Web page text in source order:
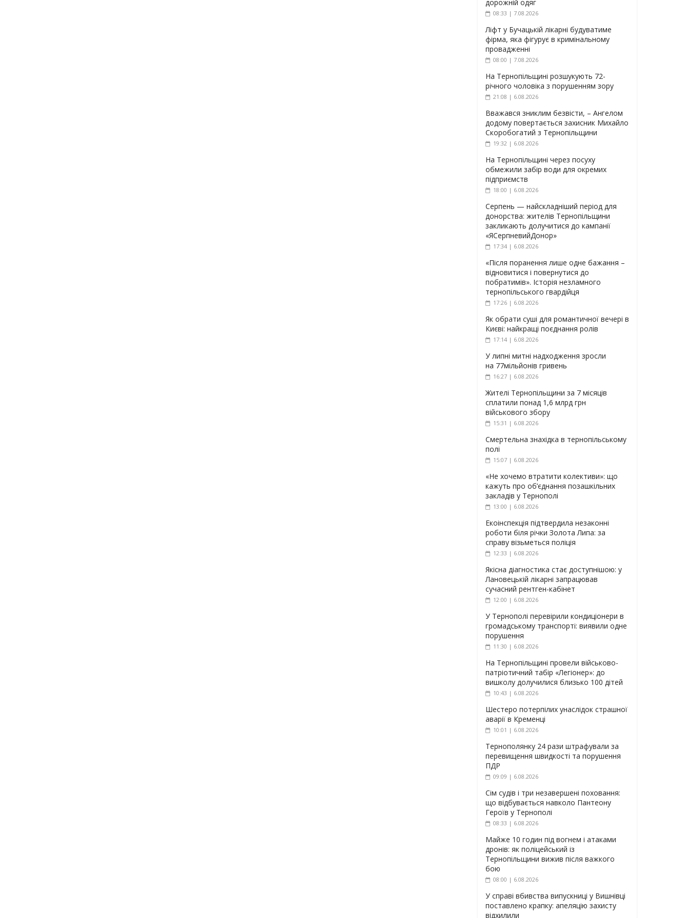
дорожній одяг
08:33 | 7.08.2026
Ліфт у Бучацькій лікарні будуватиме
фірма, яка фігурує в кримінальному
провадженні
08:00 | 7.08.2026
На Тернопільщині розшукують 72-
річного чоловіка з порушенням зору
21:08 | 6.08.2026
Вважався зниклим безвісти, – Ангелом
додому повертається захисник Михайло
Скоробогатий з Тернопільщини
19:32 | 6.08.2026
На Тернопільщині через посуху
обмежили забір води для окремих
підприємств
18:00 | 6.08.2026
Серпень — найскладніший період для
донорства: жителів Тернопільщини
закликають долучитися до кампанії
«ЯСерпневийДонор»
17:34 | 6.08.2026
«Після поранення лише одне бажання –
відновитися і повернутися до
побратимів». Історія незламного
тернопільського гвардійця
17:26 | 6.08.2026
Як обрати суші для романтичної вечері в
Києві: найкращі поєднання ролів
17:14 | 6.08.2026
У липні митні надходження зросли
на 77мільйонів гривень
16:27 | 6.08.2026
Жителі Тернопільщини за 7 місяців
сплатили понад 1,6 млрд грн
військового збору
15:31 | 6.08.2026
Смертельна знахідка в тернопільському
полі
15:07 | 6.08.2026
«Не хочемо втратити колективи»: що
кажуть про об’єднання позашкільних
закладів у Тернополі
13:00 | 6.08.2026
Екоінспекція підтвердила незаконні
роботи біля річки Золота Липа: за
справу візьметься поліція
12:33 | 6.08.2026
Якісна діагностика стає доступнішою: у
Лановецькій лікарні запрацював
сучасний рентген-кабінет
12:00 | 6.08.2026
У Тернополі перевірили кондиціонери в
громадському транспорті: виявили одне
порушення
11:30 | 6.08.2026
На Тернопільщині провели військово-
патріотичний табір «Легіонер»: до
вишколу долучилися близько 100 дітей
10:43 | 6.08.2026
Шестеро потерпілих унаслідок страшної
аварії в Кременці
10:01 | 6.08.2026
Тернополянку 24 рази штрафували за
перевищення швидкості та порушення
ПДР
09:09 | 6.08.2026
Сім судів і три незавершені поховання:
що відбувається навколо Пантеону
Героїв у Тернополі
08:33 | 6.08.2026
Майже 10 годин під вогнем і атаками
дронів: як поліцейський із
Тернопільщини вижив після важкого
бою
08:00 | 6.08.2026
У справі вбивства випускниці у Вишнівці
поставлено крапку: апеляцію захисту
відхилили